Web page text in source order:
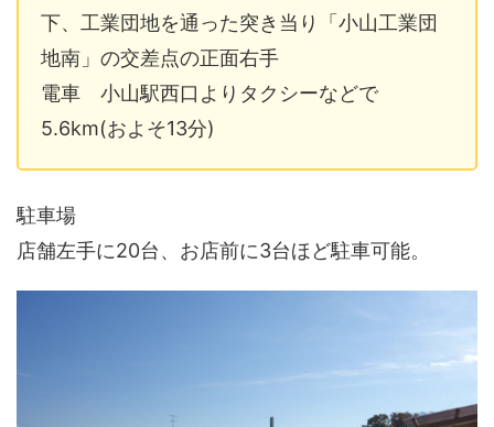
下、工業団地を通った突き当り「小山工業団
地南」の交差点の正面右手
電車 小山駅西口よりタクシーなどで
5.6km(およそ13分)
駐車場
店舗左手に20台、お店前に3台ほど駐車可能。